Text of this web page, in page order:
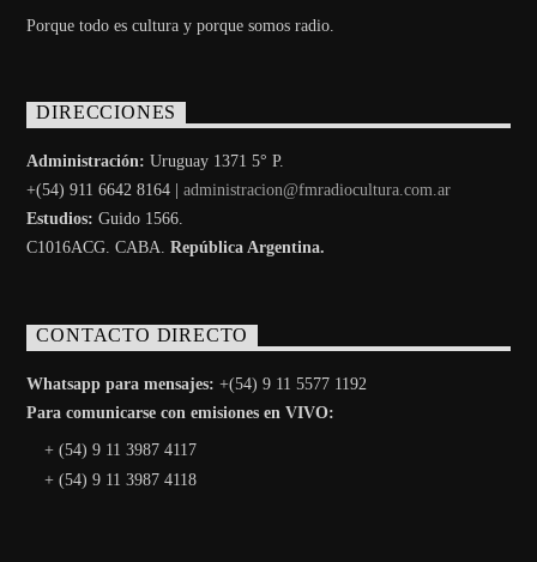
Porque todo es cultura y porque somos radio.
DIRECCIONES
Administración: Uruguay 1371 5° P.
+(54) 911 6642 8164 |administracion@fmradiocultura.com.ar
Estudios: Guido 1566.
C1016ACG. CABA.República Argentina.
CONTACTO DIRECTO
Whatsapp para mensajes: +(54) 9 11 5577 1192
Para comunicarse con emisiones en VIVO:
+ (54) 9 11 3987 4117
+ (54) 9 11 3987 4118